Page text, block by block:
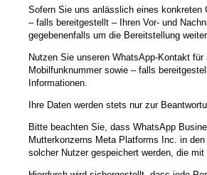
Sofern Sie uns anlässlich eines konkreten
– falls bereitgestellt – Ihren Vor- und
gegebenenfalls um die Bereitstellung
Nutzen Sie unseren WhatsApp-Kontakt
Mobilfunknummer sowie – falls
Informationen.
Ihre Daten werden stets nur zur
Bitte beachten Sie, dass WhatsApp
Mutterkonzerns Meta Platforms Inc. in
solcher Nutzer gespeichert werden, die